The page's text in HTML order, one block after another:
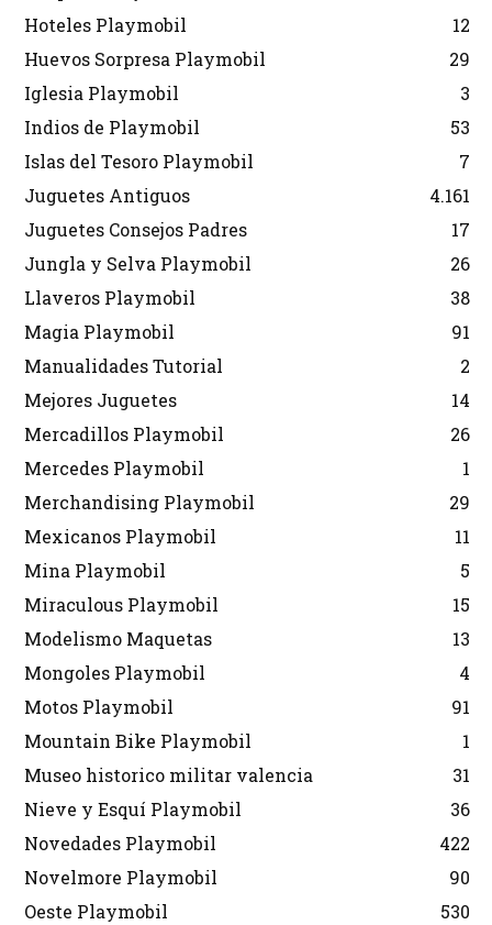
Hoteles Playmobil
12
Huevos Sorpresa Playmobil
29
Iglesia Playmobil
3
Indios de Playmobil
53
Islas del Tesoro Playmobil
7
Juguetes Antiguos
4.161
Juguetes Consejos Padres
17
Jungla y Selva Playmobil
26
Llaveros Playmobil
38
Magia Playmobil
91
Manualidades Tutorial
2
Mejores Juguetes
14
Mercadillos Playmobil
26
Mercedes Playmobil
1
Merchandising Playmobil
29
Mexicanos Playmobil
11
Mina Playmobil
5
Miraculous Playmobil
15
Modelismo Maquetas
13
Mongoles Playmobil
4
Motos Playmobil
91
Mountain Bike Playmobil
1
Museo historico militar valencia
31
Nieve y Esquí Playmobil
36
Novedades Playmobil
422
Novelmore Playmobil
90
Oeste Playmobil
530